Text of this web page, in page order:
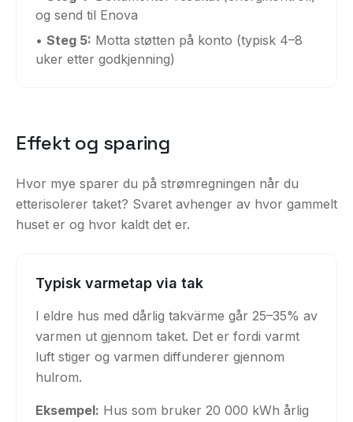
og send til Enova
• Steg 5: Motta støtten på konto (typisk 4–8
uker etter godkjenning)
Effekt og sparing
Hvor mye sparer du på strømregningen når du
etterisolerer taket? Svaret avhenger av hvor gammelt
huset er og hvor kaldt det er.
Typisk varmetap via tak
I eldre hus med dårlig takvärme går 25–35% av
varmen ut gjennom taket. Det er fordi varmt
luft stiger og varmen diffunderer gjennom
hulrom.
Eksempel: Hus som bruker 20 000 kWh årlig